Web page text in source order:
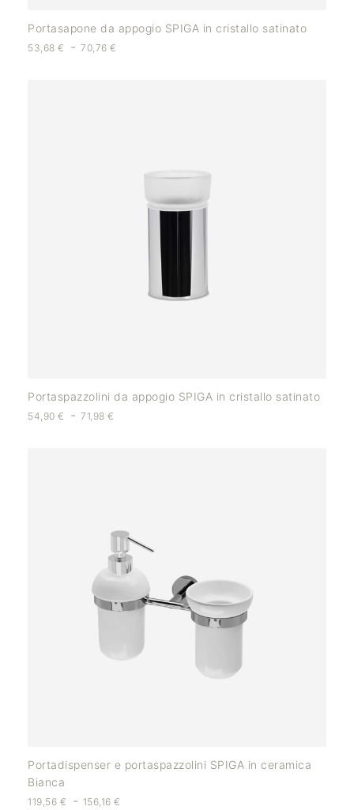
Portasapone da appogio SPIGA in cristallo satinato
53,68 € - 70,76€
Portaspazzolini da appogio SPIGA in cristallo satinato
54,90 € - 71,98€
Portadispenser e portaspazzolini SPIGA in ceramica
Bianca
119,56 € - 156,16€